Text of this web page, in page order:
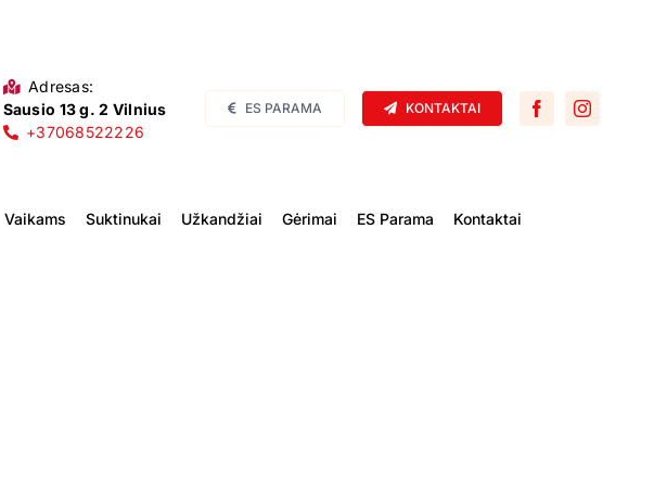
Adresas:
Sausio 13 g. 2 Vilnius
+37068522226
ES PARAMA KONTAKTAI
Vaikams Suktinukai Užkandžiai Gėrimai ES Parama Kontaktai